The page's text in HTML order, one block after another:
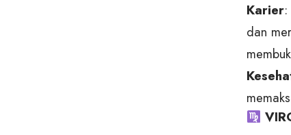
Karier
dan